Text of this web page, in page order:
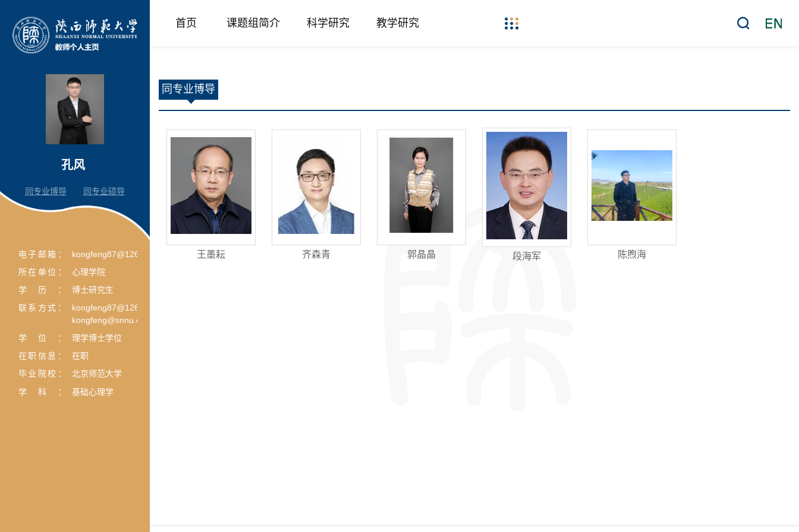
首页 课题组简介 科学研究 教学研究
孔风
同专业博导 同专业硕导
电子邮箱：
kongfeng87@126.com
所在单位：
心理学院
学历：
博士研究生
联系方式：
kongfeng87@126.com;
kongfeng@snnu.edu.cn
学位：
理学博士学位
在职信息：
在职
毕业院校：
北京师范大学
学科：
基础心理学
同专业博导
王墨耘 齐森青 郭晶晶 段海军 陈煦海